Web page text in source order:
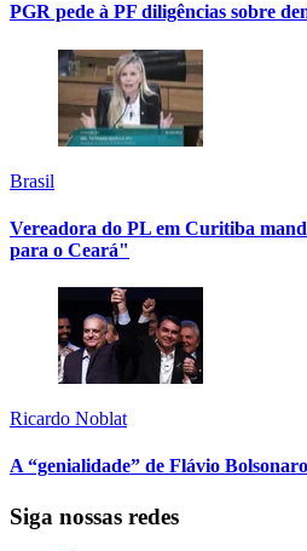
PGR pede à PF diligências sobre
Brasil
Vereadora do PL em Curitiba
para o Ceará"
Ricardo Noblat
A “genialidade” de Flávio
Siga nossas redes